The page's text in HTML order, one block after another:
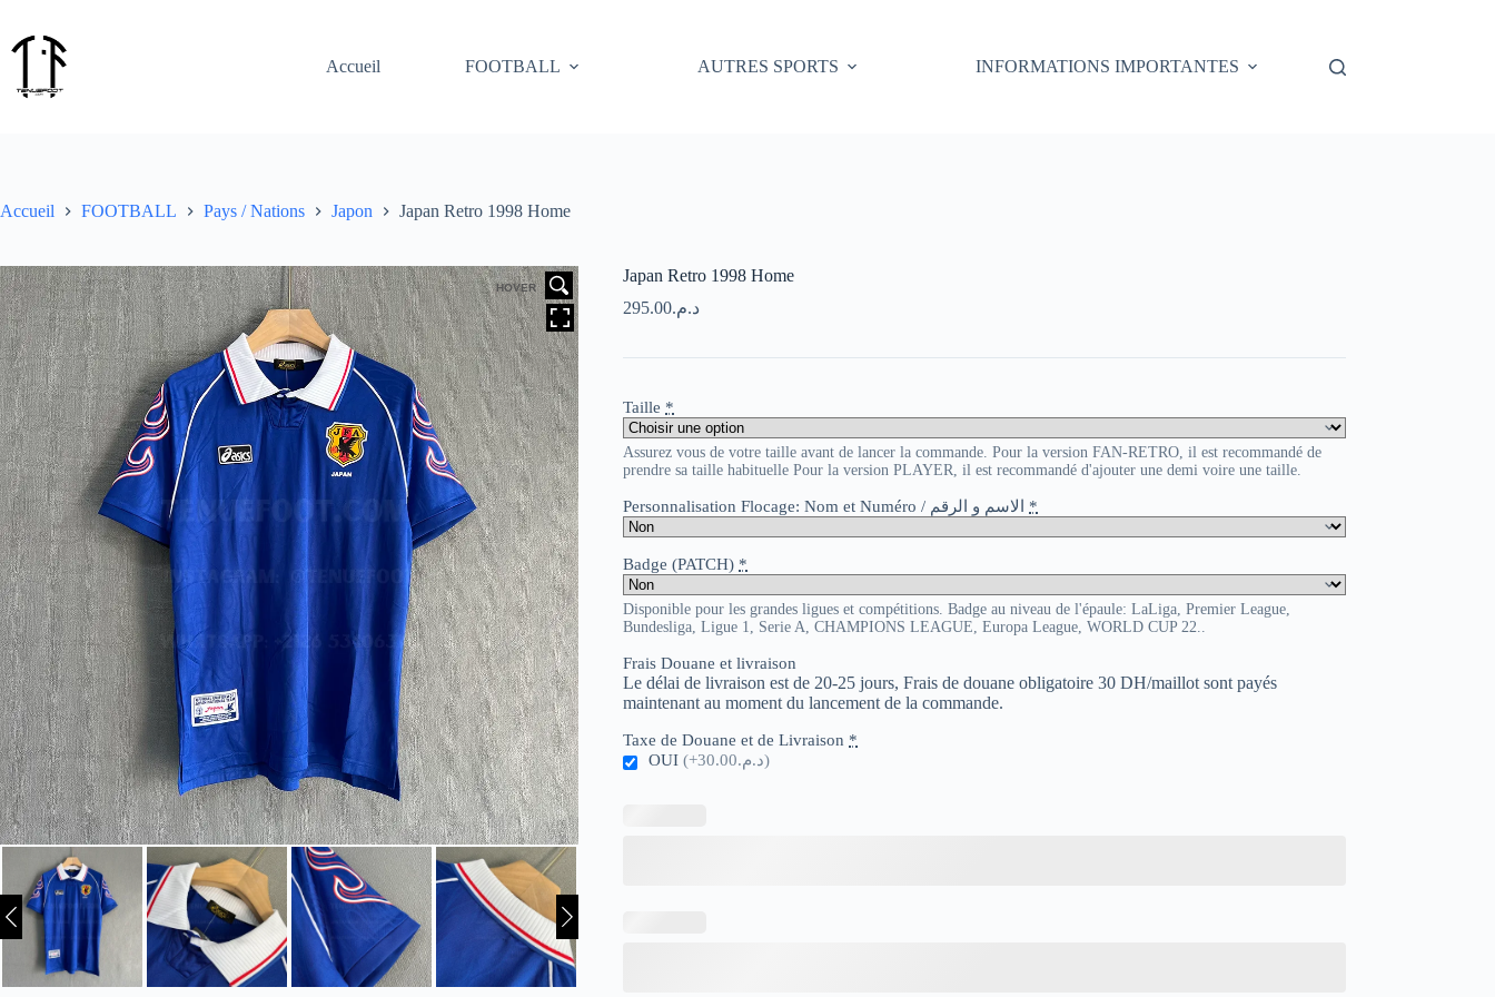
contenu
Accueil
FOOTBALL AUTRES SPORTS INFORMATIONS IMPORTANTES
Accueil FOOTBALL Pays / Nations Japon Japan Retro 1998 Home
HOVER
Japan Retro 1998 Home
د.م.295.00
Taille *
Assurez vous de votre taille avant de lancer la commande. Pour la version FAN-RETRO, il est recommandé de
prendre sa taille habituelle Pour la version PLAYER, il est recommandé d'ajouter une demi voire une taille.
Personnalisation Flocage: Nom et Numéro / الاسم و الرقم *
Badge (PATCH) *
Disponible pour les grandes ligues et compétitions. Badge au niveau de l'épaule: LaLiga, Premier League,
Bundesliga, Ligue 1, Serie A, CHAMPIONS LEAGUE, Europa League, WORLD CUP 22..
Frais Douane et livraison
Le délai de livraison est de 20-25 jours, Frais de douane obligatoire 30 DH/maillot sont payés
maintenant au moment du lancement de la commande.
Taxe de Douane et de Livraison *
OUI
(+د.م.30.00)